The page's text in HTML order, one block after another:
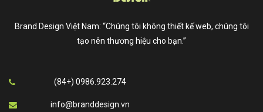
Brand Design Việt Nam: “Chúng tôi không thiết kế web, chúng tôi
tạo nên thương hiệu cho bạn.”
(84+) 0986.923.274
info@branddesign.vn